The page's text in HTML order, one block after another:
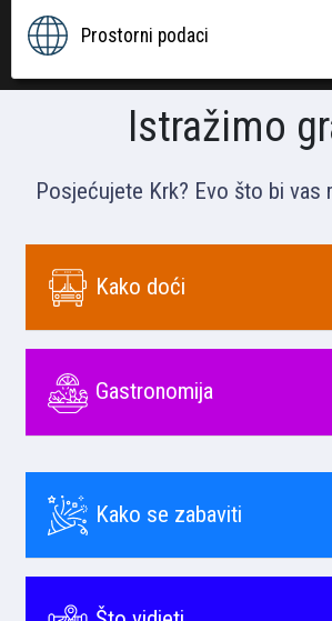
Prostorni podaci
Istražimo
Posjećujete Krk? Evo što bi vas
Kako doći
Gastronomija
Kako se zabaviti